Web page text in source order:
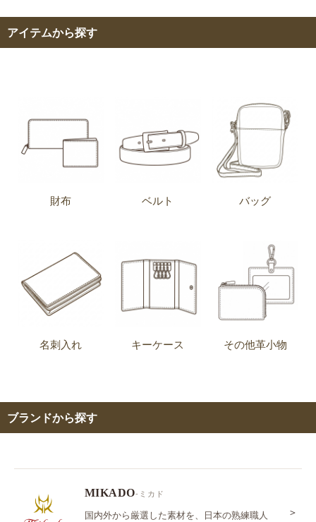
アイテムから探す
財布 ベルト バッグ
名刺入れ キーケース その他革小物
ブランドから探す
MIKADO-ミカド
国内外から厳選した素材を、日本の熟練職人
＞